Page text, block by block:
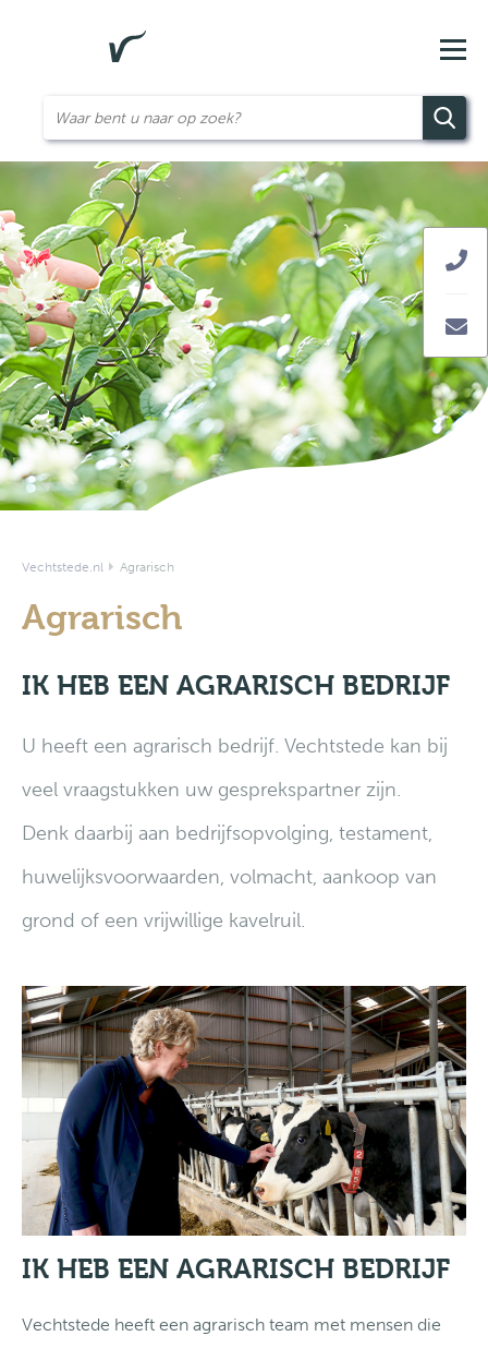
Vechtstede.nl Agrarisch
Agrarisch
IK HEB EEN AGRARISCH BEDRIJF
U heeft een agrarisch bedrijf. Vechtstede kan bij
veel vraagstukken uw gesprekspartner zijn.
Denk daarbij aan bedrijfsopvolging, testament,
huwelijksvoorwaarden, volmacht, aankoop van
grond of een vrijwillige kavelruil.
IK HEB EEN AGRARISCH BEDRIJF
Vechtstede heeft een agrarisch team met mensen die